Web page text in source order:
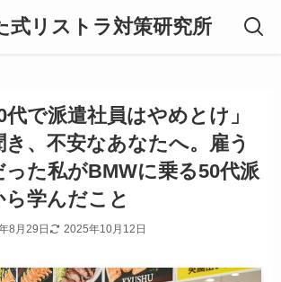
式リストラ対策研究所
代で派遣社員はやめとけ」
き、不安なあなたへ。雇う
った私がBMWに乗る50代派
ら学んだこと
8月29日 2025年10月12日